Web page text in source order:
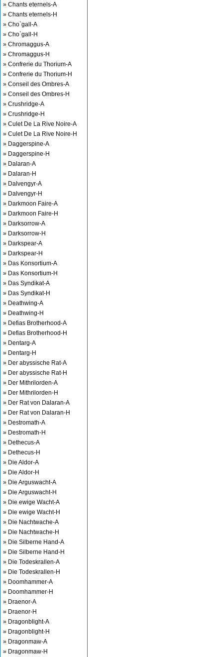
» Chants eternels-A
» Chants eternels-H
» Cho`gall-A
» Cho`gall-H
» Chromaggus-A
» Chromaggus-H
» Confrerie du Thorium-A
» Confrerie du Thorium-H
» Conseil des Ombres-A
» Conseil des Ombres-H
» Crushridge-A
» Crushridge-H
» Culet De La Rive Noire-A
» Culet De La Rive Noire-H
» Daggerspine-A
» Daggerspine-H
» Dalaran-A
» Dalaran-H
» Dalvengyr-A
» Dalvengyr-H
» Darkmoon Faire-A
» Darkmoon Faire-H
» Darksorrow-A
» Darksorrow-H
» Darkspear-A
» Darkspear-H
» Das Konsortium-A
» Das Konsortium-H
» Das Syndikat-A
» Das Syndikat-H
» Deathwing-A
» Deathwing-H
» Defias Brotherhood-A
» Defias Brotherhood-H
» Dentarg-A
» Dentarg-H
» Der abyssische Rat-A
» Der abyssische Rat-H
» Der Mithrilorden-A
» Der Mithrilorden-H
» Der Rat von Dalaran-A
» Der Rat von Dalaran-H
» Destromath-A
» Destromath-H
» Dethecus-A
» Dethecus-H
» Die Aldor-A
» Die Aldor-H
» Die Arguswacht-A
» Die Arguswacht-H
» Die ewige Wacht-A
» Die ewige Wacht-H
» Die Nachtwache-A
» Die Nachtwache-H
» Die Silberne Hand-A
» Die Silberne Hand-H
» Die Todeskrallen-A
» Die Todeskrallen-H
» Doomhammer-A
» Doomhammer-H
» Draenor-A
» Draenor-H
» Dragonblight-A
» Dragonblight-H
» Dragonmaw-A
» Dragonmaw-H